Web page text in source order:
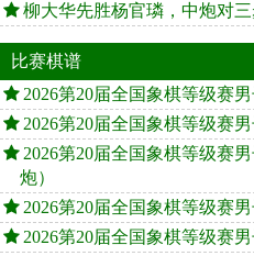
柳大华先胜杨官璘，中炮对三
比赛棋谱
2026第20届全国象棋等级赛
2026第20届全国象棋等级赛
2026第20届全国象棋等级赛
炮）
2026第20届全国象棋等级赛
2026第20届全国象棋等级赛